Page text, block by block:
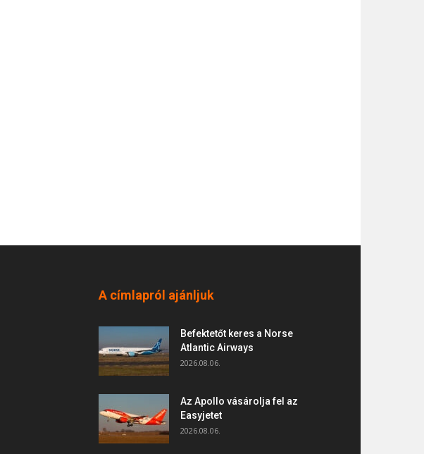
A címlapról ajánljuk
Befektetőt keres a Norse
Atlantic Airways
2026.08.06.
Az Apollo vásárolja fel az
Easyjetet
2026.08.06.